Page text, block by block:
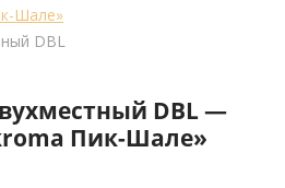
Шале»
DBL
DBL —
Пик-Шале»